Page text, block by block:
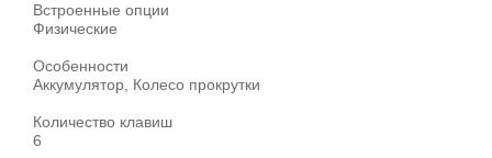
Встроенные опции
Физические
Особенности
Аккумулятор, Колесо прокрутки
Количество клавиш
6